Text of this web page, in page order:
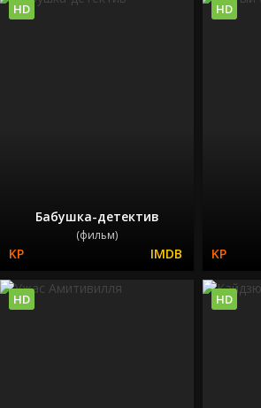
Бабушка-детектив
(фильм)
HD HD
HD HD